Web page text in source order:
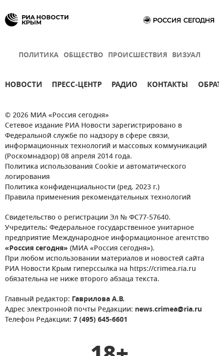
ПОЛИТИКА ОБЩЕСТВО ПРОИСШЕСТВИЯ ВИЗУАЛ
НОВОСТИ ПРЕСС-ЦЕНТР РАДИО КОНТАКТЫ
© 2026 МИА «Россия сегодня»
Сетевое издание РИА Новости зарегистрировано в
Федеральной службе по надзору в сфере связи,
информационных технологий и массовых коммуникаций
(Роскомнадзор) 08 апреля 2014 года.
Политика использования Cookie и автоматического
логирования
Политика конфиденциальности (ред. 2023 г.)
Правила применения рекомендательных технологий
Свидетельство о регистрации Эл № ФС77-57640.
Учредитель: Федеральное государственное унитарное
предприятие Международное информационное агентство
«Россия сегодня» (МИА «Россия сегодня»).
При любом использовании материалов и новостей сайта
РИА Новости Крым гиперссылка на https://crimea.ria.ru
обязательна не ниже второго абзаца текста.
Главный редактор: Гаврилова А.В.
Адрес электронной почты Редакции: news.crimea@ria.ru
Телефон Редакции: 7 (495) 645-6601